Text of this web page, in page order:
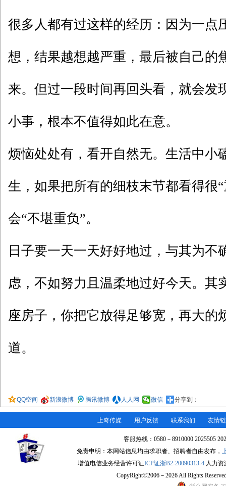
很多人都有过这样的经历：因为一点
想，结果越想越严重，最后被自己的
来。但过一段时间再回头看，就会发
小事，根本不值得如此在意。
烦恼处处有，看开自然无。生活中小
生，如果把所有的细枝末节都看得很
会“不堪重负”。
日子要一天一天好好地过，与其为不
虑，不如努力且温柔地过好今天。其
座房子，你把它放得足够宽，再大的
道。
QQ空间 新浪微博 腾讯微博 人人网 微信 分享到：
上奇传媒 用户反馈 联系我们 友情
客服热线：0580－8910000 2025505
免责申明：本网站信息均由求职者、招聘者自由发布，
增值电信业务经营许可证ICP证浙B2-20090313-4 人力资
CopyRight©2006－2026 All Rights